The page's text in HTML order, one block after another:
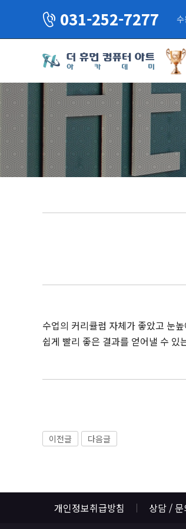
031-252-7277
수업의 커리큘럼 자체가 좋았고 눈
쉽게 빨리 좋은 결과를 얻어낼 수 있
이전글 다음글
개인정보취급방침 상담 / 문